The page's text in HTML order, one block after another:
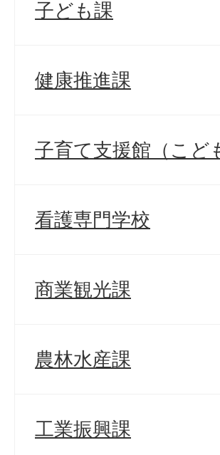
子ども課
健康推進課
子育て支援館（こど
看護専門学校
商業観光課
農林水産課
工業振興課